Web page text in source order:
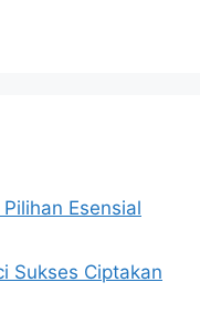
Esensial
Sukses Ciptakan